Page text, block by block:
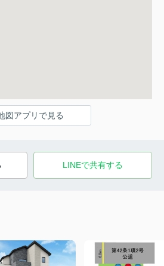
図アプリで見る
LINEで共有する